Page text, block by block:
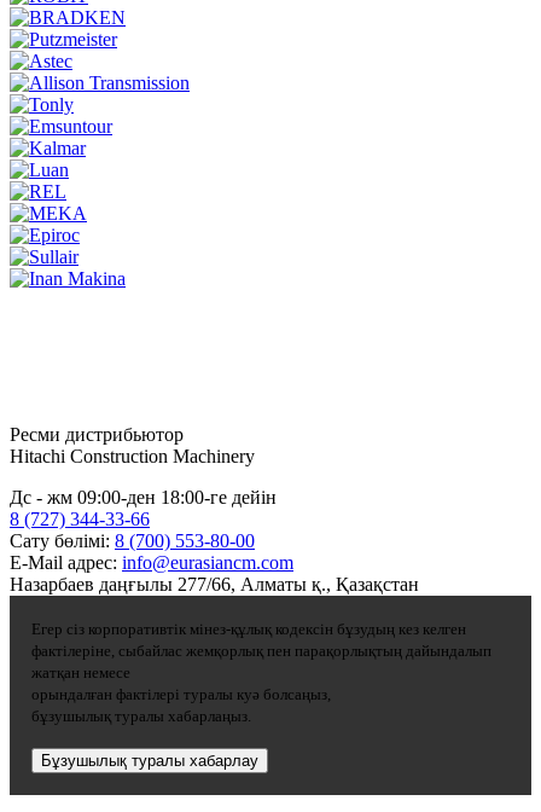
Ресми дистрибьютор
Hitachi Construction Machinery
Дс - жм 09:00-ден 18:00-ге дейін
8 (727) 344-33-66
Сату бөлімі: 8 (700) 553-80-00
E-Mail адрес: info@eurasiancm.com
Назарбаев даңғылы 277/66, Алматы қ., Қазақстан
Егер сіз корпоративтік мінез-құлық кодексін бұзудың кез келген
фактілеріне, сыбайлас жемқорлық пен парақорлықтың дайындалып
жатқан немесе
орындалған фактілері туралы куә болсаңыз,
бұзушылық туралы хабарлаңыз.
Бұзушылық туралы хабарлау